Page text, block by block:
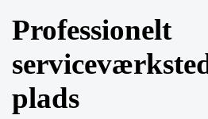
Professionelt
plads